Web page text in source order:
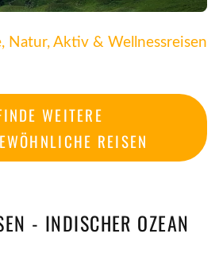
Natur, Aktiv & Wellnessreisen
WEITERE
REISEN
- INDISCHER OZEAN